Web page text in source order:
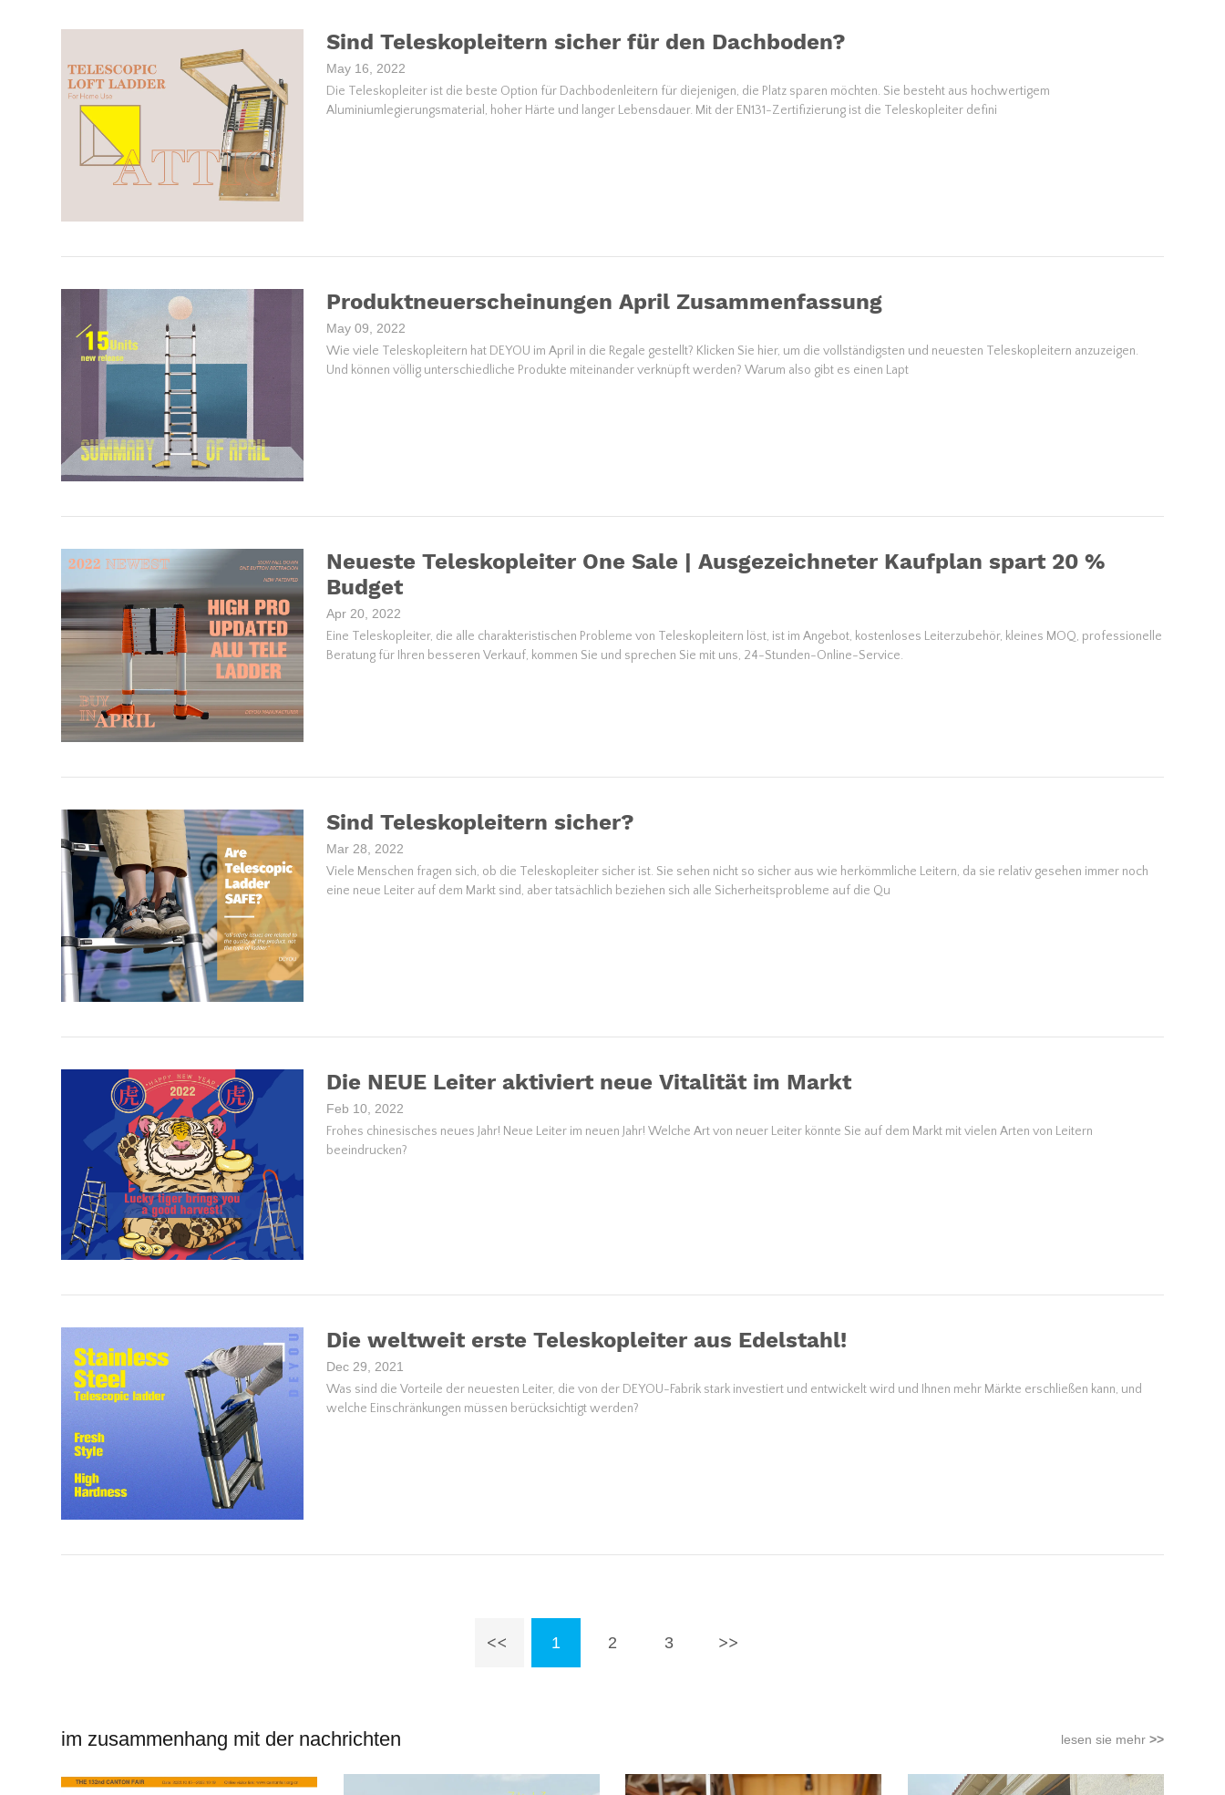
Sind Teleskopleitern sicher für den Dachboden?
May 16, 2022
Die Teleskopleiter ist die beste Option für Dachbodenleitern für diejenigen, die Platz sparen möchten. Sie besteht aus hochwertigem
Aluminiumlegierungsmaterial, hoher Härte und langer Lebensdauer. Mit der EN131-Zertifizierung ist die Teleskopleiter defini
Produktneuerscheinungen April Zusammenfassung
May 09, 2022
Wie viele Teleskopleitern hat DEYOU im April in die Regale gestellt? Klicken Sie hier, um die vollständigsten und neuesten Teleskopleitern anzuzeigen.
Und können völlig unterschiedliche Produkte miteinander verknüpft werden? Warum also gibt es einen Lapt
Neueste Teleskopleiter One Sale | Ausgezeichneter Kaufplan spart 20 %
Budget
Apr 20, 2022
Eine Teleskopleiter, die alle charakteristischen Probleme von Teleskopleitern löst, ist im Angebot, kostenloses Leiterzubehör, kleines MOQ, professionelle
Beratung für Ihren besseren Verkauf, kommen Sie und sprechen Sie mit uns, 24-Stunden-Online-Service.
Sind Teleskopleitern sicher?
Mar 28, 2022
Viele Menschen fragen sich, ob die Teleskopleiter sicher ist. Sie sehen nicht so sicher aus wie herkömmliche Leitern, da sie relativ gesehen immer noch
eine neue Leiter auf dem Markt sind, aber tatsächlich beziehen sich alle Sicherheitsprobleme auf die Qu
Die NEUE Leiter aktiviert neue Vitalität im Markt
Feb 10, 2022
Frohes chinesisches neues Jahr! Neue Leiter im neuen Jahr! Welche Art von neuer Leiter könnte Sie auf dem Markt mit vielen Arten von Leitern
beeindrucken?
Die weltweit erste Teleskopleiter aus Edelstahl!
Dec 29, 2021
Was sind die Vorteile der neuesten Leiter, die von der DEYOU-Fabrik stark investiert und entwickelt wird und Ihnen mehr Märkte erschließen kann, und
welche Einschränkungen müssen berücksichtigt werden?
1 2 3
im zusammenhang mit der nachrichten lesen sie mehr >>